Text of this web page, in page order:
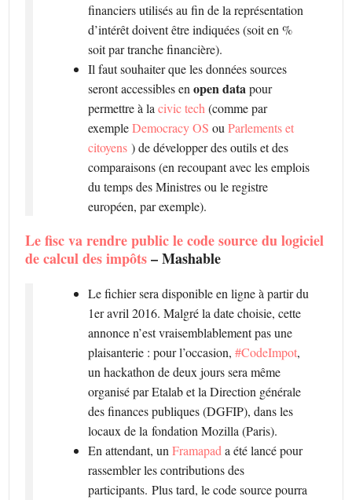
financiers utilisés au fin de la représentation
d’intérêt doivent être indiquées (soit en %
soit par tranche financière).
Il faut souhaiter que les données sources
seront accessibles enopen datapour
permettre à lacivic tech(comme par
exempleDemocracy OS ouParlements et
citoyens ) de développer des outils et des
comparaisons (en recoupant avec les emplois
du temps des Ministres ou le registre
européen, par exemple).
Le fisc va rendre public le code source du logiciel
de calcul des impôts– Mashable
Le fichier sera disponible en ligne à partir du
1er avril 2016. Malgré la date choisie, cette
annonce n’est vraisemblablement pas une
plaisanterie : pour l’occasion,#CodeImpot,
un hackathon de deux jours sera même
organisé par Etalab et la Direction générale
des finances publiques (DGFIP), dans les
locaux de la fondation Mozilla (Paris).
En attendant, unFramapada été lancé pour
rassembler les contributions des
participants. Plus tard, le code source pourra